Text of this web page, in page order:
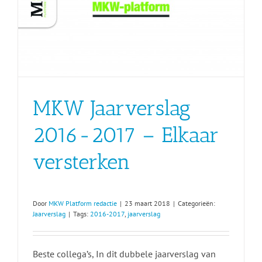
MKW Jaarverslag
2016-2017 – Elkaar
versterken
Door MKW Platform redactie | 23 maart 2018 | Categorieën:
Jaarverslag | Tags: 2016-2017, jaarverslag
Beste collega’s, In dit dubbele jaarverslag van